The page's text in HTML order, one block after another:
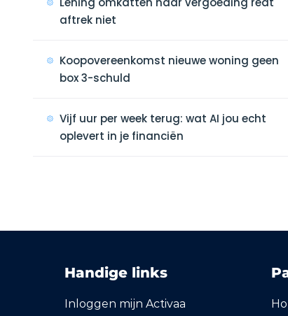
aftrek niet
Koopovereenkomst nieuwe woning geen
box 3-schuld
Vijf uur per week terug: wat AI jou echt
oplevert in je financiën
Handige links
Inloggen mijn Activaa